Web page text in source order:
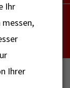
Ihr
Ihrer